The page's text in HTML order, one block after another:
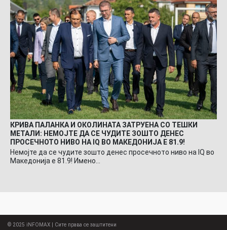
КРИВА ПАЛАНКА И ОКОЛИНАТА ЗАТРУЕНА СО ТЕШКИ
МЕТАЛИ: НЕМОЈТЕ ДА СЕ ЧУДИТЕ ЗОШТО ДЕНЕС
ПРОСЕЧНОТО НИВО НА IQ ВО МАКЕДОНИЈА Е 81.9!
Немојте да се чудите зошто денес просечното ниво на IQ во
Македонија е 81.9! Имено…
© 2025 iNFOMAX | Сите права се заштитени